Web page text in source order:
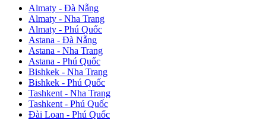
Almaty - Đà Nẵng
Almaty - Nha Trang
Almaty - Phú Quốc
Astana - Đà Nẵng
Astana - Nha Trang
Astana - Phú Quốc
Bishkek - Nha Trang
Bishkek - Phú Quốc
Tashkent - Nha Trang
Tashkent - Phú Quốc
Đài Loan - Phú Quốc